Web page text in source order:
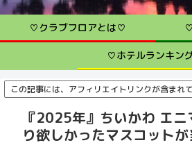
♡クラブフロアとは♡
♡ホテルランキン
この記事には、アフィリエイトリンクが含まれて
『2025年』ちいかわ エ
り欲しかったマスコット